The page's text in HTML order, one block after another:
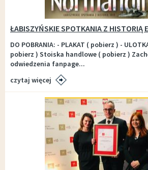
ŁABISZYŃSKIE SPOTKANIA Z HISTORIĄ
DO POBRANIA: - PLAKAT ( pobierz ) -
pobierz ) Stoiska handlowe ( pobierz )
odwiedzenia fanpage...
czytaj więcej